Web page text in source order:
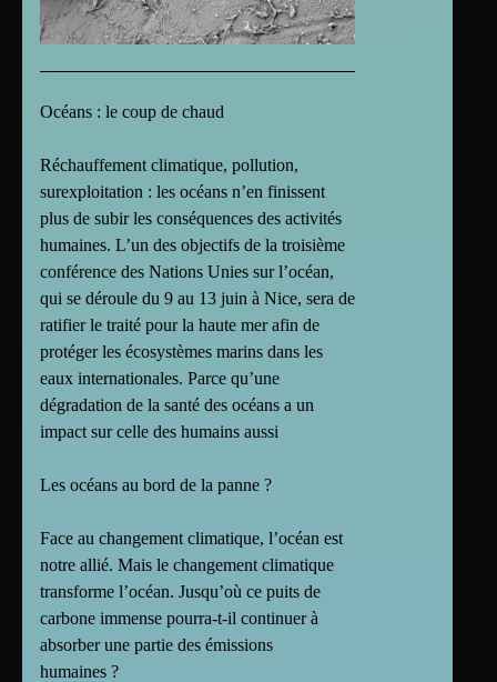
Océans : le coup de chaud
Réchauffement climatique, pollution,
surexploitation : les océans n’en finissent
plus de subir les conséquences des activités
humaines. L’un des objectifs de la troisième
conférence des Nations Unies sur l’océan,
qui se déroule du 9 au 13 juin à Nice, sera de
ratifier le traité pour la haute mer afin de
protéger les écosystèmes marins dans les
eaux internationales. Parce qu’une
dégradation de la santé des océans a un
impact sur celle des humains aussi
Les océans au bord de la panne ?
Face au changement climatique, l’océan est
notre allié. Mais le changement climatique
transforme l’océan. Jusqu’où ce puits de
carbone immense pourra-t-il continuer à
absorber une partie des émissions
humaines ?